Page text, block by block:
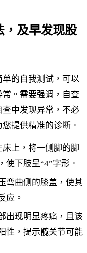
，及早发现股
的自我测试，可以
。需要强调，自查
中发现异常，不必
提供精准的诊断。
床上，将一侧脚的脚
使下肢呈“4”字形。
弯曲侧的膝盖，使其
应。
出现明显疼痛，且该
性，提示髋关节可能